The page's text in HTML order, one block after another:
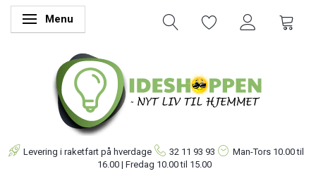
Skifte navigation
Menu
Levering i raketfart på hverdage 32 11 93 93 Man-Tors 10.00 til
16.00 | Fredag 10.00 til 15.00